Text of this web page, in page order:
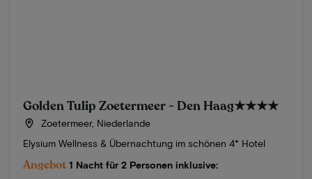
Golden Tulip Zoetermeer - Den Haag★★★★
Zoetermeer, Niederlande
Elysium Wellness & Übernachtung im schönen 4* Hotel
Angebot 1 Nacht für 2 Personen inklusive: